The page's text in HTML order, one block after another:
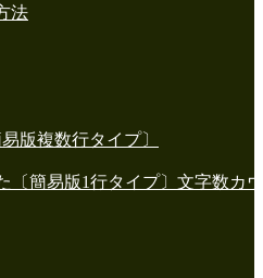
法
版複数行タイプ〕
〔簡易版1行タイプ〕文字数カ